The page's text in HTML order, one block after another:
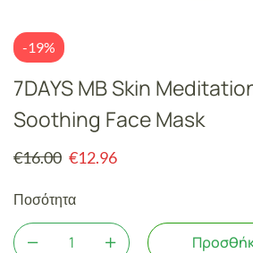
-19%
7DAYS MB Skin
Soothing Face Mask
€16.00 €12.96
Ποσότητα